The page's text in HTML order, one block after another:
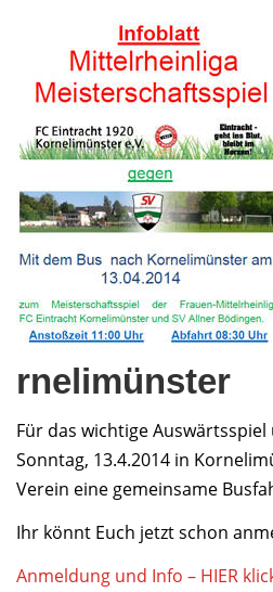
rnelimünster
Für das wichtige
Sonntag, 13.4.2014 in
Verein eine gemeinsame
Ihr könnt Euch jetzt schon
Anmeldung und Info – HIER